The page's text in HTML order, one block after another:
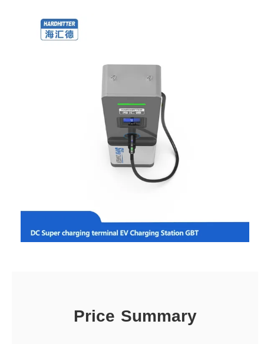
Price Summary